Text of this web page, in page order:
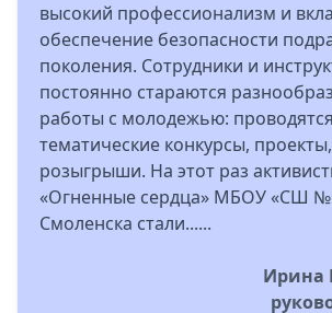
высокий профессионализм и
обеспечение безопасности
поколения. Сотрудники и
постоянно стараются
работы с молодежью: проводятся
тематические конкурсы,
розыгрыши. На этот раз
«Огненные сердца» МБОУ «СШ №
Смоленска стали......
Ирина